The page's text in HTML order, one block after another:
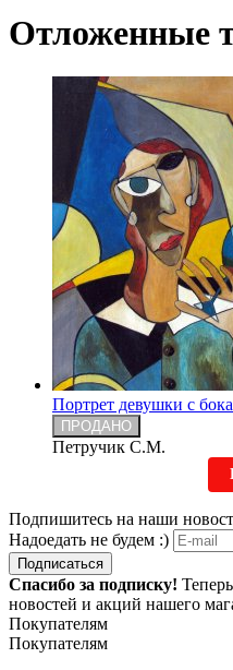
Отложенные
Портрет девушки с
ПРОДАНО
Петручик С.М.
Подпишитесь на наши
Надоедать не будем :)
Подписаться
Спасибо за подписку!
новостей и акций нашего
Покупателям
Покупателям